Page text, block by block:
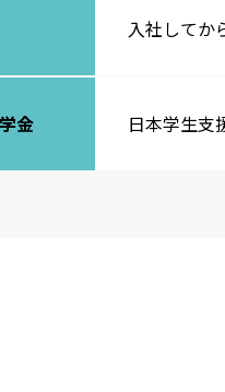
入社してか
金 日本学生支